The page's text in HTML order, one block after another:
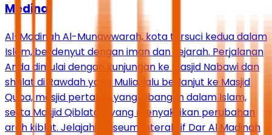
Medina
Al-Madinah Al-Munawwarah, kota tersuci kedua dalam
Islam, berdenyut dengan iman dan sejarah. Perjalanan
Anda dimulai dengan kunjungan ke Masjid Nabawi dan
shalat di Rawdah yang Mulia, lalu berlanjut ke Masjid
Quba, masjid pertama yang dibangun dalam Islam,
serta Masjid Qiblatain yang menyaksikan perubahan
arah kiblat. Jelajahi Museum Interaktif Dar Al Madinah